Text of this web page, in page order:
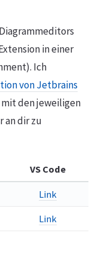
in einer
Ich
von Jetbrains
mit den jeweiligen
an dir zu
VS Code
Link
Link